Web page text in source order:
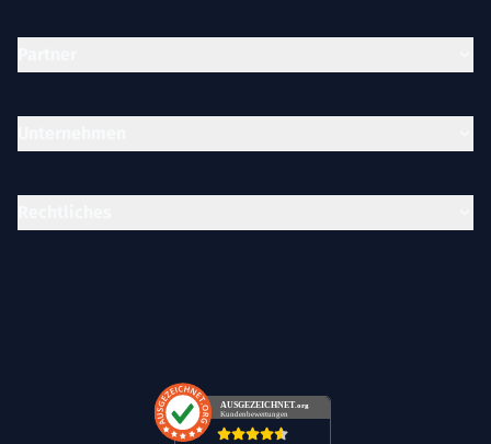
AUSGEZEICHNET.org
Kundenbewertungen